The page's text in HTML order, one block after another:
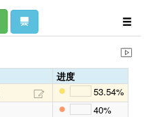
进度
53.54%
40%